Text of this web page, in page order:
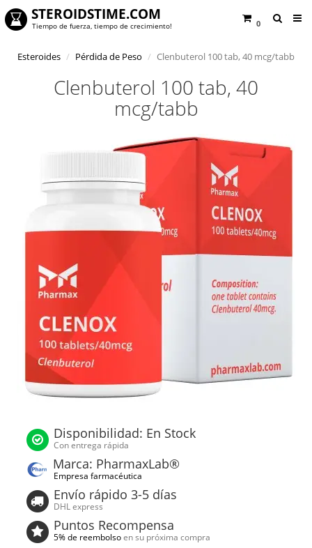
0
STEROIDSTIME.COM
Tiempo de fuerza, tiempo de crecimiento!
Esteroides Pérdida de Peso Clenbuterol 100 tab, 40 mcg/tabb
Clenbuterol 100 tab, 40
mcg/tabb
Disponibilidad: En Stock
Con entrega rápida
Marca: PharmaxLab®
Empresa farmacéutica
Envío rápido 3-5 días
DHL express
Puntos Recompensa
5% de reembolsoen su próxima compra